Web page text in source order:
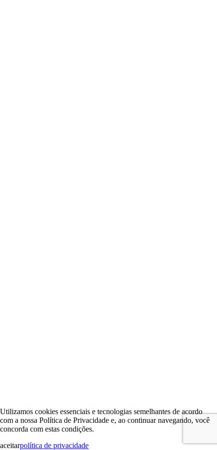
Utilizamos cookies essenciais e tecnologias semelhantes de acordo
com a nossa Política de Privacidade e, ao continuar navegando, você
concorda com estas condições.
aceitarpolítica de privacidade